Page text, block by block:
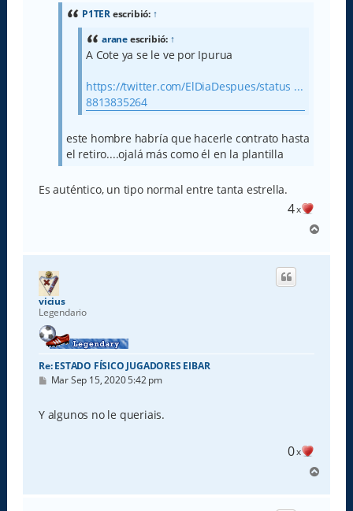
P1TERescribió: ↑
araneescribió: ↑
A Cote ya se le ve por Ipurua
https://twitter.com/ElDiaDespues/status ...
8813835264
este hombre habría que hacerle contrato hasta
el retiro....ojalá más como él en la plantilla
Es auténtico, un tipo normal entre tanta estrella.
4x
r
vicius
Legendario
Re: ESTADO FÍSICO JUGADORES EIBAR
M
s
a
Mar Sep 15, 2020 5:42 pm
Y algunos no le queriais.
0x
r